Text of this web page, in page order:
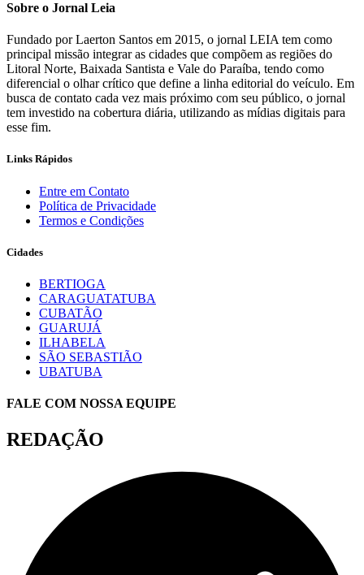
Sobre o Jornal Leia
Fundado por Laerton Santos em 2015, o jornal LEIA tem como
principal missão integrar as cidades que compõem as regiões do
Litoral Norte, Baixada Santista e Vale do Paraíba, tendo como
diferencial o olhar crítico que define a linha editorial do veículo. Em
busca de contato cada vez mais próximo com seu público, o jornal
tem investido na cobertura diária, utilizando as mídias digitais para
esse fim.
Links Rápidos
Entre em Contato
Política de Privacidade
Termos e Condições
Cidades
BERTIOGA
CARAGUATATUBA
CUBATÃO
GUARUJÁ
ILHABELA
SÃO SEBASTIÃO
UBATUBA
FALE COM NOSSA EQUIPE
REDAÇÃO